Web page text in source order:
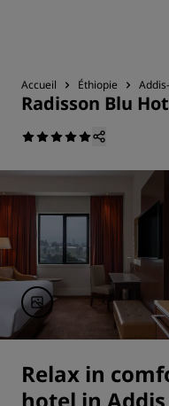
Accueil Éthiopie
Radisson Blu
Relax in